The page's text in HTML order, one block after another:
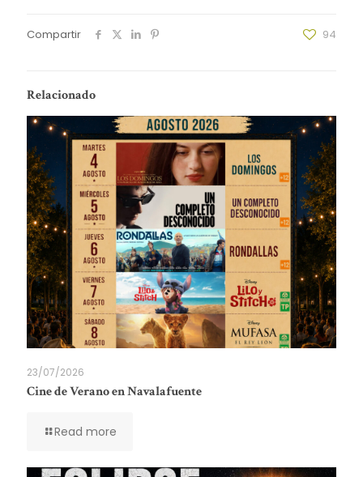
Compartir 94
Relacionado
23/07/2026
Cine de Verano en Navalafuente
Read more